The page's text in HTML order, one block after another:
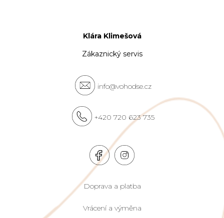
Klára Klimešová
Zákaznický servis
info@vohodse.cz
+420 720 623 735
Doprava a platba
Vrácení a výměna